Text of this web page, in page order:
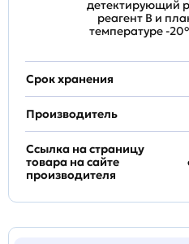
детектирующий
реагент B и
температуре -
Срок хранения
Производитель
Ссылка на страницу
товара на сайте
производителя